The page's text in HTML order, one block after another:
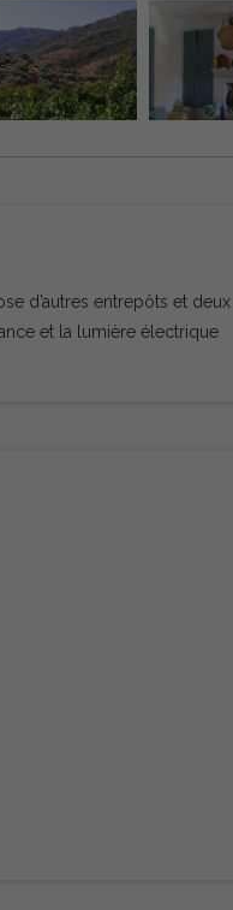
d’autres entrepôts et deux
et la lumière électrique